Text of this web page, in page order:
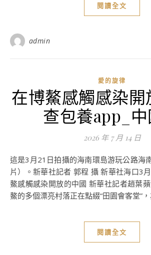
閱讀全文
admin
愛的旋律
在博鰲感觸感染開
查包養app_
2026 年 7 月 14 日
這是3月21日拍攝的海南環島游玩公路海南瓊海段（無人機照
片）。新華社記者 郭程 攝 新華社海口3
鰲感觸感染開放的中國 新華社記者趙葉
鰲的多個漂亮村落正在點綴“田園會客堂”
閱讀全文